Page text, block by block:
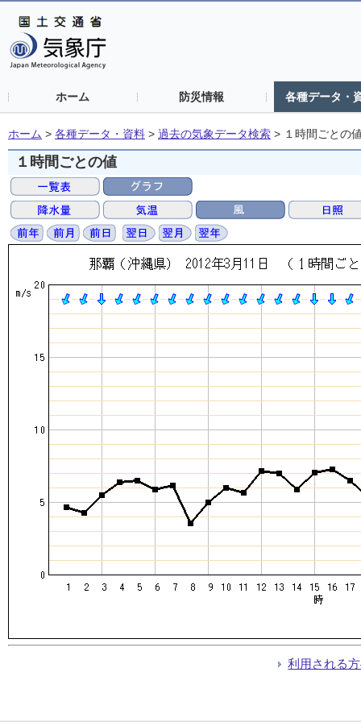
ホーム 防災情報 各種データ・
ホーム > 各種データ・資料 > 過去の気象データ検索 > １時間ごとの
１時間ごとの値
利用される